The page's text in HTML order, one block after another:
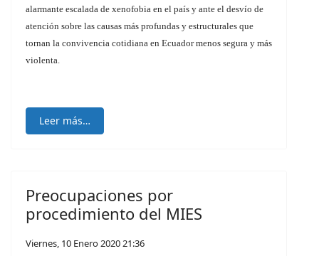
alarmante escalada de xenofobia en el país y ante el desvío de
atención sobre las causas más profundas y estructurales que
tornan la convivencia cotidiana en Ecuador menos segura y más
violenta.
Leer más…
Preocupaciones por
procedimiento del MIES
Viernes, 10 Enero 2020 21:36